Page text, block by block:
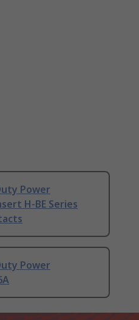
Power
H-BE Series
Power